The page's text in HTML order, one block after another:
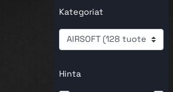
Kategoriat
Hinta